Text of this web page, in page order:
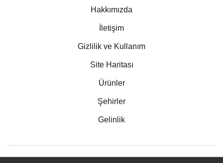
Hakkımızda
İletişim
Gizlilik ve Kullanım
Site Haritası
Ürünler
Şehirler
Gelinlik